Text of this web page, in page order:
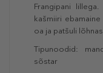
Frangipani
kašmiiri
oa ja patšuli
Tipunoodid:
sõstar